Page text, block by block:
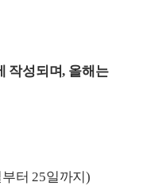
작성되며, 올해는
부터25일까지)